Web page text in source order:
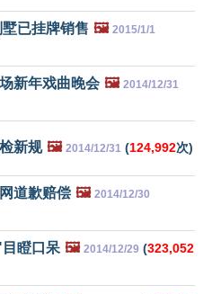
已挂牌销售 🖼️ 2015/1/1
新年戏曲晚会 🖼️ 2014/12/31
新规 🖼️ 2014/12/31 (124,992次)
道歉赔偿 🖼️ 2014/12/30
瞪口呆 🖼️ 2014/12/29 (323,052